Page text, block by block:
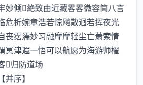
妙倾絶致由近藏畧畧微容简八言
危折婉章浩若惊飚散迥若挥夜光
丧霑濡妙习融靡靡轻尘亡萧索情
冥津遐一悟可以航愿为海游师櫂
归防道场
序】